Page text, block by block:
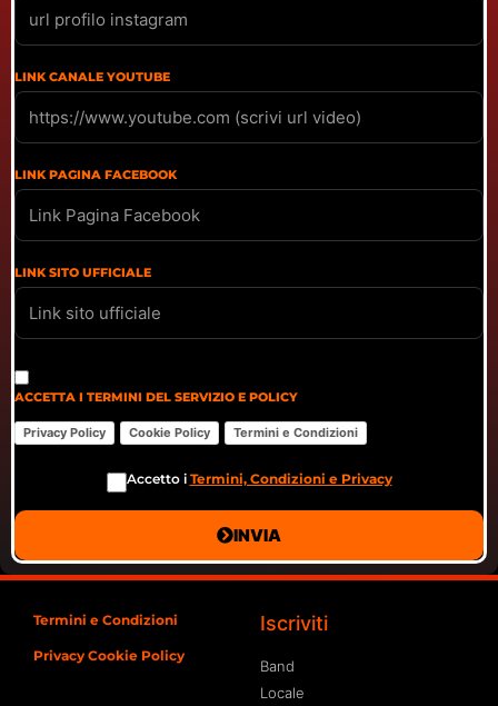
LINK CANALE YOUTUBE
LINK PAGINA FACEBOOK
LINK SITO UFFICIALE
ACCETTA I TERMINI DEL SERVIZIO E POLICY
Privacy Policy Cookie Policy Termini e Condizioni
Accetto i Termini, Condizioni e Privacy
INVIA
Termini e Condizioni
Privacy Cookie Policy
Iscriviti
Band
Locale